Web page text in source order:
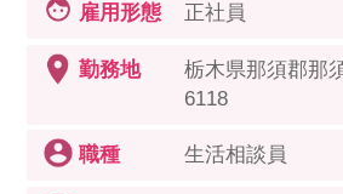
派遣で働く
介護の資格取得について
介護のリスキリ
雇用形態 正社員
勤務地
栃木県那須郡那
6118
職種 生活相談員